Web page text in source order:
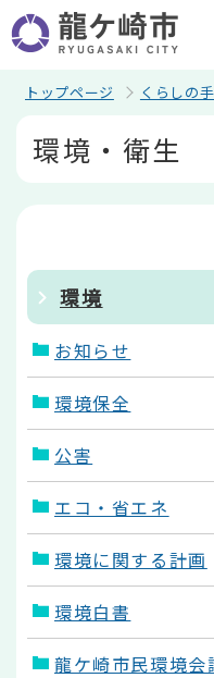
の
ペ
トップページ くらしの
環境・衛生
環境
お知らせ
環境保全
公害
エコ・省エネ
環境に関する計画
環境白書
龍ケ崎市民環境会